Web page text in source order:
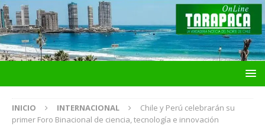
INICIO INTERNACIONAL
Chile y Perú celebrarán su
primer Foro Binacional de ciencia, tecnología e innovación